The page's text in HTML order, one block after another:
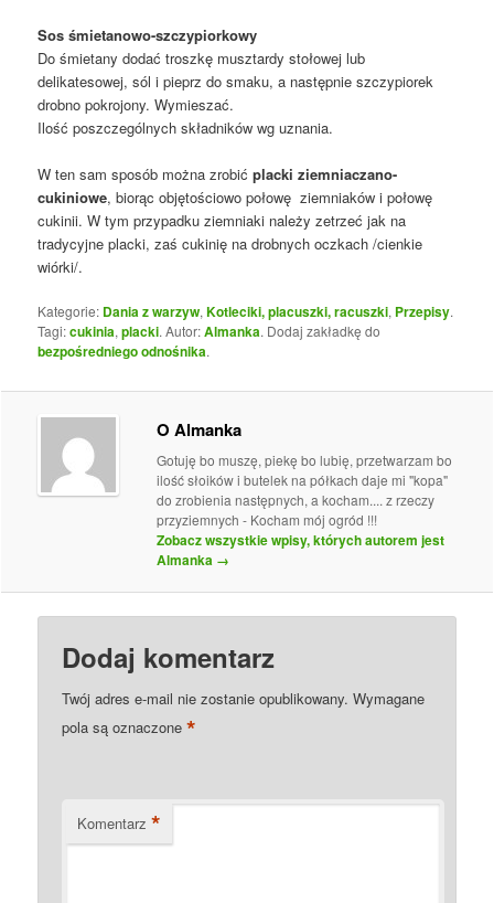
Sos śmietanowo-szczypiorkowy
Do śmietany dodać troszkę musztardy stołowej lub
delikatesowej, sól i pieprz do smaku, a następnie szczypiorek
drobno pokrojony. Wymieszać.
Ilość poszczególnych składników wg uznania.
W ten sam sposób można zrobić placki ziemniaczano-
cukiniowe, biorąc objętościowo połowę ziemniaków i połowę
cukinii. W tym przypadku ziemniaki należy zetrzeć jak na
tradycyjne placki, zaś cukinię na drobnych oczkach /cienkie
wiórki/.
Kategorie: Dania z warzyw,Kotleciki, placuszki, racuszki, Przepisy.
Tagi:cukinia,placki. Autor:Almanka. Dodaj zakładkę do
bezpośredniego odnośnika.
O Almanka
Gotuję bo muszę, piekę bo lubię, przetwarzam bo
ilość słoików i butelek na półkach daje mi "kopa"
do zrobienia następnych, a kocham.... z rzeczy
przyziemnych - Kocham mój ogród !!!
Zobacz wszystkie wpisy, których autorem jest
Almanka →
Dodaj komentarz
Twój adres e-mail nie zostanie opublikowany. Wymagane
pola są oznaczone*
Komentarz *